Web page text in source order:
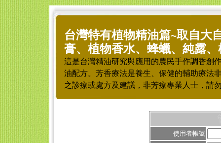
台灣特有植物精油篇~取自大
膏、植物香水、蜂蠟、純露
這是台灣精油研究與應用的農民手作調香創
油配方。芳香療法是養生、保健的輔助療法
之診療或處方及建議，非芳療專業人士，請
使用者帳號